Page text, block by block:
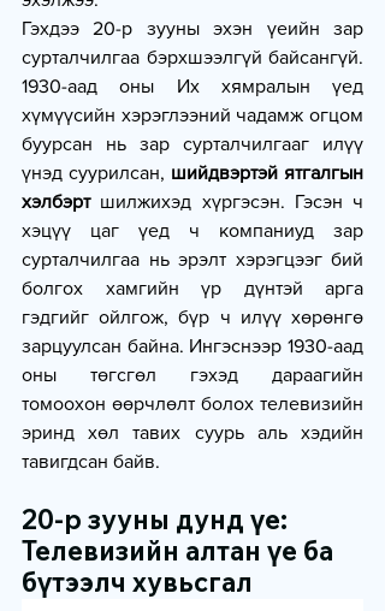
Гэхдээ 20-р зууны эхэн үеийн зар
сурталчилгаа бэрхшээлгүй байсангүй.
1930-аад оны Их хямралын үед
хүмүүсийн хэрэглээний чадамж огцом
буурсан нь зар сурталчилгааг илүү
үнэд суурилсан, шийдвэртэй ятгалгын
хэлбэрт шилжихэд хүргэсэн. Гэсэн ч
хэцүү цаг үед ч компаниуд зар
сурталчилгаа нь эрэлт хэрэгцээг бий
болгох хамгийн үр дүнтэй арга
гэдгийг ойлгож, бүр ч илүү хөрөнгө
зарцуулсан байна. Ингэснээр 1930-аад
оны төгсгөл гэхэд дараагийн
томоохон өөрчлөлт болох телевизийн
эринд хөл тавих суурь аль хэдийн
тавигдсан байв.
20-р зууны дунд үе:
Телевизийн алтан үе ба
бүтээлч хувьсгал